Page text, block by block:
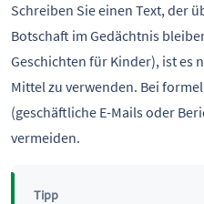
Schreiben Sie einen Text, der
Botschaft im Gedächtnis
Geschichten für Kinder), ist es
Mittel zu verwenden. Bei
(geschäftliche E-Mails oder
vermeiden.
Tipp